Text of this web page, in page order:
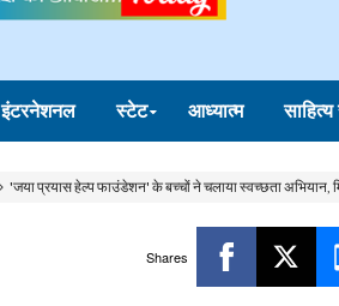
इंटरनेशनल स्टेट आध्यात्म
'जया प्रयास हेल्प फाउंडेशन' के बच्चों ने चलाया स्वच्छता अभियान,
Shares